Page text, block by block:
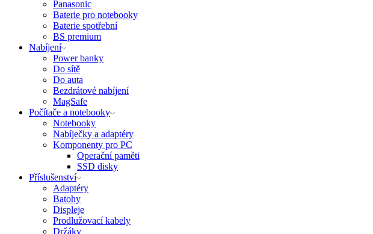
Panasonic
Baterie pro notebooky
Baterie spotřební
BS premium
Nabíjení
Power banky
Do sítě
Do auta
Bezdrátové nabíjení
MagSafe
Počítače a notebooky
Notebooky
Nabíječky a adaptéry
Komponenty pro PC
Operační paměti
SSD disky
Příslušenství
Adaptéry
Batohy
Displeje
Prodlužovací kabely
Držáky